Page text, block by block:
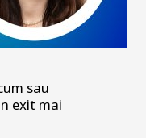
sau
exit mai